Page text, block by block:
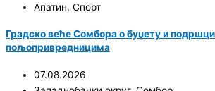
Апатин, Спорт
Градско веће Сомбора о буџету и подршци
пољопривредницима
07.08.2026